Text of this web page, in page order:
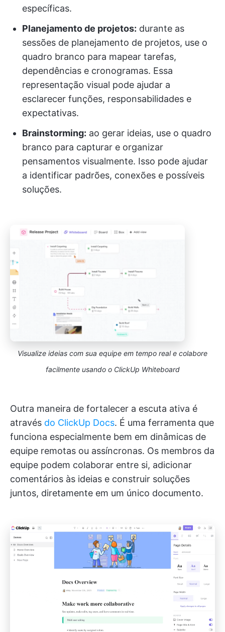
específicas.
Planejamento de projetos: durante as
sessões de planejamento de projetos, use o
quadro branco para mapear tarefas,
dependências e cronogramas. Essa
representação visual pode ajudar a
esclarecer funções, responsabilidades e
expectativas.
Brainstorming: ao gerar ideias, use o quadro
branco para capturar e organizar
pensamentos visualmente. Isso pode ajudar
a identificar padrões, conexões e possíveis
soluções.
Visualize ideias com sua equipe em tempo real e colabore
facilmente usando o ClickUp Whiteboard
Outra maneira de fortalecer a escuta ativa é
através do ClickUp Docs. É uma ferramenta que
funciona especialmente bem em dinâmicas de
equipe remotas ou assíncronas. Os membros da
equipe podem colaborar entre si, adicionar
comentários às ideias e construir soluções
juntos, diretamente em um único documento.